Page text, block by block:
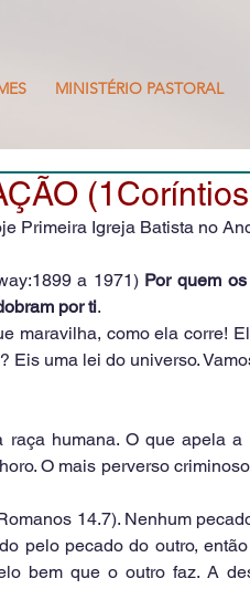
MINISTÉRIO PASTORAL
Primeira Igreja Batista no
a 1971) Por quem
por ti.
maravilha, como ela corre!
Eis uma lei do universo.
humana. O que apela
O mais perverso
14.7). Nenhum
pelo pecado do outro,
bem que o outro faz. A